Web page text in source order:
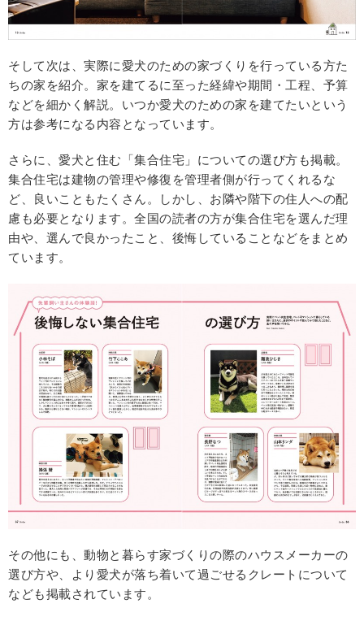
そして次は、実際に愛犬のための家づくりを行っている方た
ちの家を紹介。家を建てるに至った経緯や期間・工程、予算
などを細かく解説。いつか愛犬のための家を建てたいという
方は参考になる内容となっています。
さらに、愛犬と住む「集合住宅」についての選び方も掲載。
集合住宅は建物の管理や修復を管理者側が行ってくれるな
ど、良いこともたくさん。しかし、お隣や階下の住人への配
慮も必要となります。全国の読者の方が集合住宅を選んだ理
由や、選んで良かったこと、後悔していることなどをまとめ
ています。
その他にも、動物と暮らす家づくりの際のハウスメーカーの
選び方や、より愛犬が落ち着いて過ごせるクレートについて
なども掲載されています。